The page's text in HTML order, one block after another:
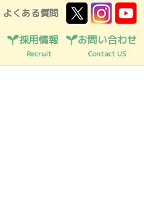
採用情報
Recruit
お問い合わせ
Contact US
よくある質問